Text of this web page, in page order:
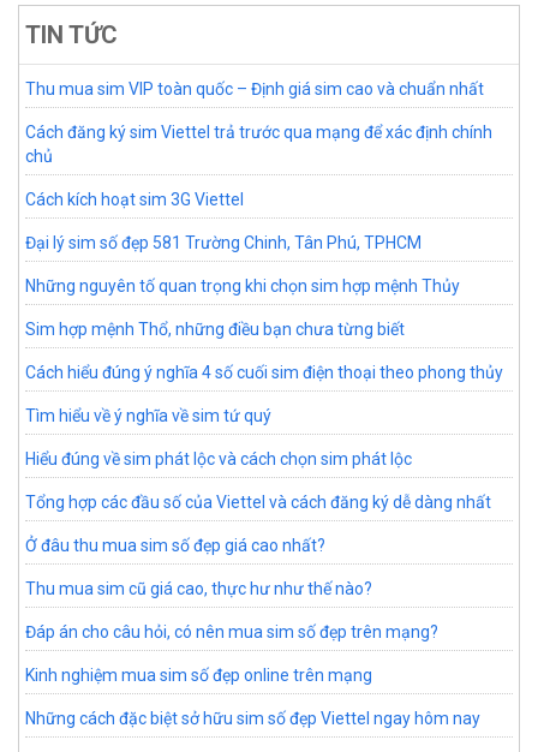
TIN TỨC
Thu mua sim VIP toàn quốc – Định giá sim cao và chuẩn nhất
Cách đăng ký sim Viettel trả trước qua mạng để xác định chính
chủ
Cách kích hoạt sim 3G Viettel
Đại lý sim số đẹp 581 Trường Chinh, Tân Phú, TPHCM
Những nguyên tố quan trọng khi chọn sim hợp mệnh Thủy
Sim hợp mệnh Thổ, những điều bạn chưa từng biết
Cách hiểu đúng ý nghĩa 4 số cuối sim điện thoại theo phong thủy
Tìm hiểu về ý nghĩa về sim tứ quý
Hiểu đúng về sim phát lộc và cách chọn sim phát lộc
Tổng hợp các đầu số của Viettel và cách đăng ký dễ dàng nhất
Ở đâu thu mua sim số đẹp giá cao nhất?
Thu mua sim cũ giá cao, thực hư như thế nào?
Đáp án cho câu hỏi, có nên mua sim số đẹp trên mạng?
Kinh nghiệm mua sim số đẹp online trên mạng
Những cách đặc biệt sở hữu sim số đẹp Viettel ngay hôm nay